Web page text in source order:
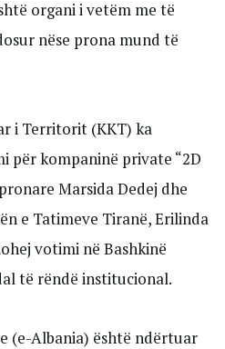
organi i vetëm me të
nëse prona mund të
i Territorit (KKT) ka
për kompaninë private “2D
Marsida Dedej dhe
e Tatimeve Tiranë, Erilinda
votimi në Bashkinë
të rëndë institucional.
(e-Albania) është ndërtuar